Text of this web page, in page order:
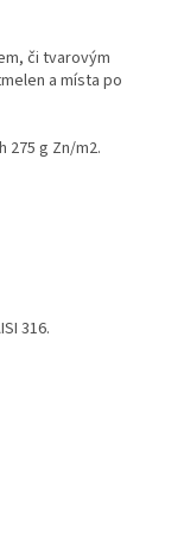
či tvarovým
a místa po
275 g Zn/m2.
316.